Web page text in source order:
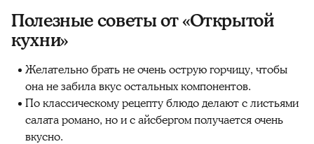
Полезные советы от «Открытой
кухни»
Желательно брать не очень острую горчицу, чтобы
она не забила вкус остальных компонентов.
По классическому рецепту блюдо делают с листьями
салата романо, но и с айсбергом получается очень
вкусно.